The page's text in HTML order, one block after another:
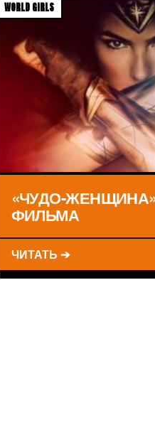
WORLD GIRLS
«ЧУДО-
ФИЛЬМА
ЧИТАТЬ ➔